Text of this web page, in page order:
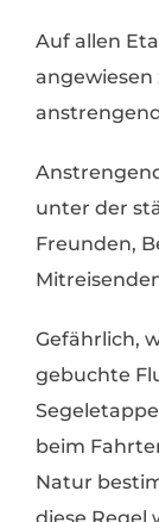
Auf allen
angewiesen
unter der
Freunden,
Gefährlich,
gebuchte
beim
Natur